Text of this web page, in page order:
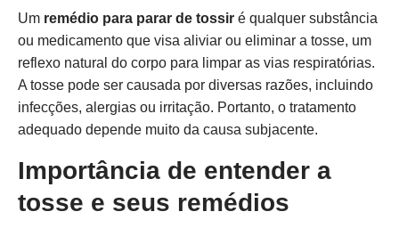
Um remédio para parar de tossir é qualquer substância
ou medicamento que visa aliviar ou eliminar a tosse, um
reflexo natural do corpo para limpar as vias respiratórias.
A tosse pode ser causada por diversas razões, incluindo
infecções, alergias ou irritação. Portanto, o tratamento
adequado depende muito da causa subjacente.
Importância de entender a
tosse e seus remédios